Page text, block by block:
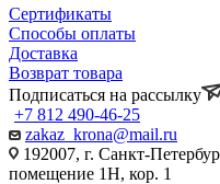
Сертификаты
Способы оплаты
Доставка
Возврат товара
Подписаться на рассылку
+7 812 490-46-25
zakaz_krona@mail.ru
192007, г. Санкт-
помещение 1Н, кор. 1